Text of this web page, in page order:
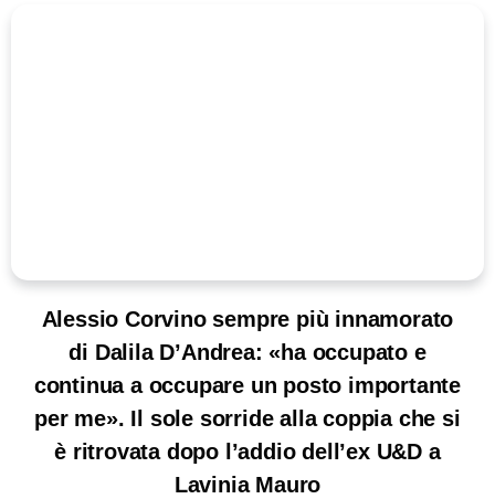
Alessio Corvino sempre più innamorato
di Dalila D’Andrea: «ha occupato e
continua a occupare un posto importante
per me». Il sole sorride alla coppia che si
è ritrovata dopo l’addio dell’ex U&D a
Lavinia Mauro